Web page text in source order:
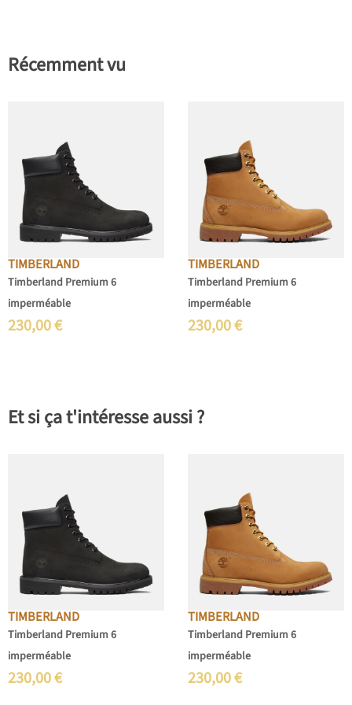
Récemment vu
TIMBERLAND
Timberland Premium 6
imperméable
230,00€
TIMBERLAND
Timberland Premium 6
imperméable
230,00€
Et si ça t'intéresse aussi ?
TIMBERLAND
Timberland Premium 6
imperméable
230,00€
TIMBERLAND
Timberland Premium 6
imperméable
230,00€